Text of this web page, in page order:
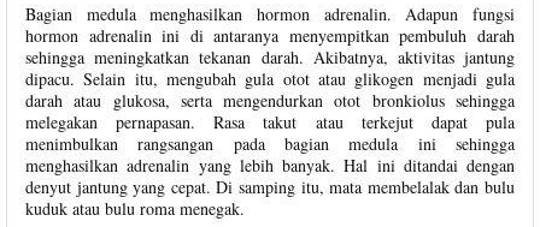
Bagian medula menghasilkan hormon adrenalin. Adapun fungsi
hormon adrenalin ini di antaranya menyempitkan pembuluh darah
sehingga meningkatkan tekanan darah. Akibatnya, aktivitas jantung
dipacu. Selain itu, mengubah gula otot atau glikogen menjadi gula
darah atau glukosa, serta mengendurkan otot bronkiolus sehingga
melegakan pernapasan. Rasa takut atau terkejut dapat pula
menimbulkan rangsangan pada bagian medula ini sehingga
menghasilkan adrenalin yang lebih banyak. Hal ini ditandai dengan
denyut jantung yang cepat. Di samping itu, mata membelalak dan bulu
kuduk atau bulu roma menegak.